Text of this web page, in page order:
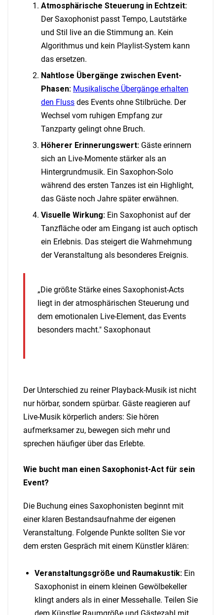
Atmosphärische Steuerung in Echtzeit:
Der Saxophonist passt Tempo, Lautstärke
und Stil live an die Stimmung an. Kein
Algorithmus und kein Playlist-System kann
das ersetzen.
Nahtlose Übergänge zwischen Event-
Phasen: Musikalische Übergänge erhalten
den Fluss des Events ohne Stilbrüche. Der
Wechsel vom ruhigen Empfang zur
Tanzparty gelingt ohne Bruch.
Höherer Erinnerungswert: Gäste erinnern
sich an Live-Momente stärker als an
Hintergrundmusik. Ein Saxophon-Solo
während des ersten Tanzes ist ein Highlight,
das Gäste noch Jahre später erwähnen.
Visuelle Wirkung: Ein Saxophonist auf der
Tanzfläche oder am Eingang ist auch optisch
ein Erlebnis. Das steigert die Wahrnehmung
der Veranstaltung als besonderes Ereignis.
„Die größte Stärke eines Saxophonist-Acts
liegt in der atmosphärischen Steuerung und
dem emotionalen Live-Element, das Events
besonders macht." Saxophonaut
Der Unterschied zu reiner Playback-Musik ist nicht
nur hörbar, sondern spürbar. Gäste reagieren auf
Live-Musik körperlich anders: Sie hören
aufmerksamer zu, bewegen sich mehr und
sprechen häufiger über das Erlebte.
Wie bucht man einen Saxophonist-Act für sein
Event?
Die Buchung eines Saxophonisten beginnt mit
einer klaren Bestandsaufnahme der eigenen
Veranstaltung. Folgende Punkte sollten Sie vor
dem ersten Gespräch mit einem Künstler klären:
Veranstaltungsgröße und Raumakustik: Ein
Saxophonist in einem kleinen Gewölbekeller
klingt anders als in einer Messehalle. Teilen Sie